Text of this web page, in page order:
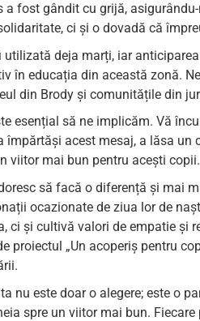
a fost gândit cu grijă,
ci și o dovadă că
deja marți, iar
în educația din această zonă.
din Brody și comunitățile din
esențial să ne implicăm. Vă
acest mesaj, a lăsa un
viitor mai bun pentru acești copii.
să facă o diferență și mai
ocazionate de ziua lor de
ci și cultivă valori de empatie și
proiectul „Un acoperiș pentru
nu este doar o alegere; este o
spre un viitor mai bun.